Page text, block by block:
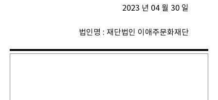
2023 년 04 월 30 일
법인명 : 재단법인 이애주문화재단